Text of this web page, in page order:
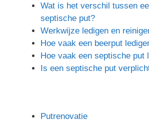
Wat is het verschil tussen
septische put?
Werkwijze ledigen en
Hoe vaak een beerput
Hoe vaak een septische put
Is een septische put
Putrenovatie